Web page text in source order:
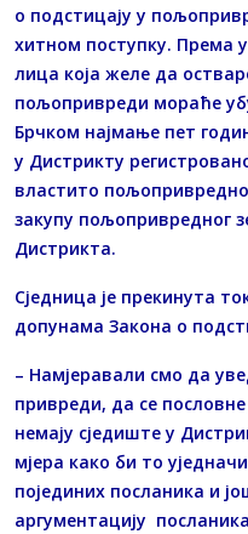
о подстицају у
хитном поступку. Према
лица која желе да
пољопривреди мораће
Брчком најмање пет
у Дистрикту
властито
закупу пољопривредног
Дистрикта.
Сједница је прекинута
допунама Закона о
– Намјеравали смо да
привреди, да се
немају сједиште у
мјера како би то
појединих посланика и
аргументацију